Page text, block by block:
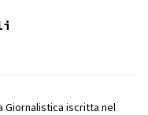
Giornalistica iscritta nel